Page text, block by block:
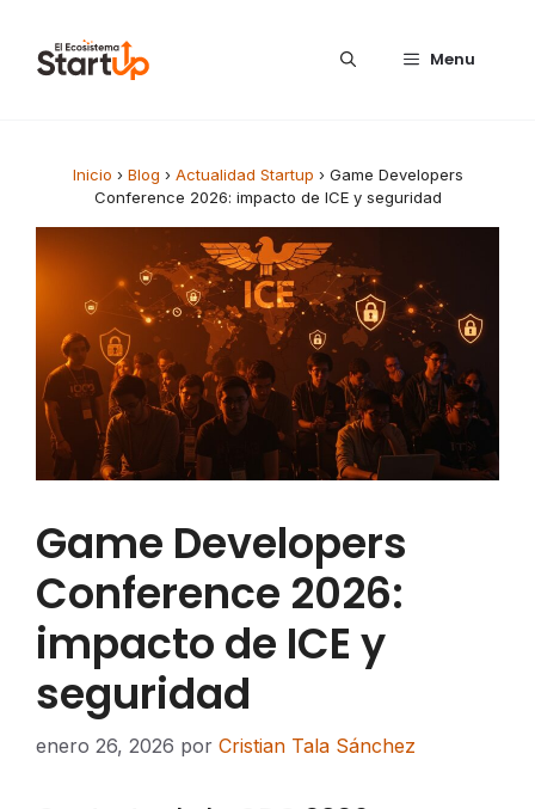
Menu
Inicio › Blog › Actualidad Startup › Game Developers
Conference 2026: impacto de ICE y seguridad
Game Developers
Conference 2026:
impacto de ICE y
seguridad
enero 26, 2026 por Cristian Tala Sánchez